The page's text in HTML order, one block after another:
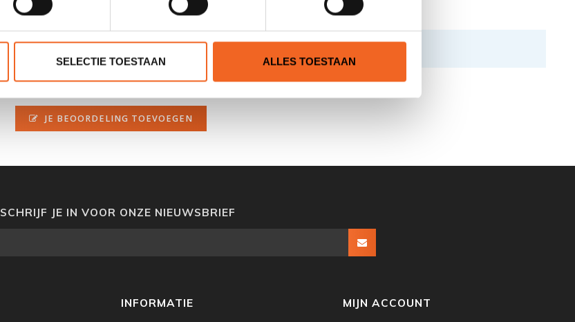
SELECTIE TOESTAAN ALLES TOESTAAN
JE BEOORDELING TOEVOEGEN
SCHRIJF JE IN VOOR ONZE NIEUWSBRIEF
INFORMATIE
MIJN ACCOUNT